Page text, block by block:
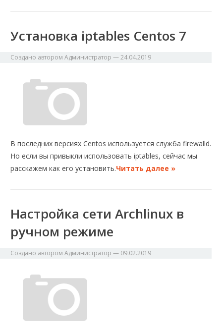
Установка iptables Centos 7
Создано авторомАдминистратор —24.04.2019
В последних версиях Centos используется служба firewalld.
Но если вы привыкли использовать iptables, сейчас мы
расскажем как его установить.Читать далее »
Настройка сети Archlinux в
ручном режиме
Создано авторомАдминистратор — 09.02.2019